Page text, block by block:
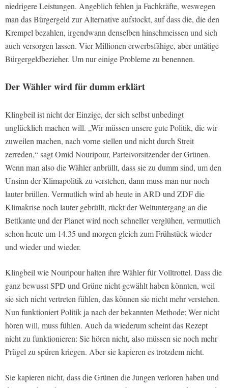
niedrigere Leistungen. Angeblich fehlen ja Fachkräfte, weswegen
man das Bürgergeld zur Alternative aufstockt, auf dass die, die den
Krempel bezahlen, irgendwann denselben hinschmeissen und sich
auch versorgen lassen. Vier Millionen erwerbsfähige, aber untätige
Bürgergeldbezieher. Um nur einige Probleme zu benennen.
Der Wähler wird für dumm erklärt
Klingbeil ist nicht der Einzige, der sich selbst unbedingt
unglücklich machen will. „Wir müssen unsere gute Politik, die wir
zuweilen machen, nach vorne stellen und nicht durch Streit
zerreden,“ sagt Omid Nouripour, Parteivorsitzender der Grünen.
Wenn man also die Wähler anbrüllt, dass sie zu dumm sind, um den
Unsinn der Klimapolitik zu verstehen, dann muss man nur noch
lauter brüllen. Vermutlich wird ab heute in ARD und ZDF die
Klimakrise noch lauter gebrüllt, rückt der Weltuntergang an die
Bettkante und der Planet wird noch schneller verglühen, vermutlich
schon heute um 14.35 und morgen gleich zum Frühstück wieder
und wieder und wieder.
Klingbeil wie Nouripour halten ihre Wähler für Volltrottel. Dass die
ganz bewusst SPD und Grüne nicht gewählt haben könnten, weil
sie sich nicht vertreten fühlen, das können sie nicht mehr verstehen.
Nun funktioniert Politik ja nach der bekannten Methode: Wer nicht
hören will, muss fühlen. Auch da wiederum scheint das Rezept
nicht zu funktionieren: Sie hören nicht, also müssen sie noch mehr
Prügel zu spüren kriegen. Aber sie kapieren es trotzdem nicht.
Sie kapieren nicht, dass die Grünen die Jungen verloren haben und